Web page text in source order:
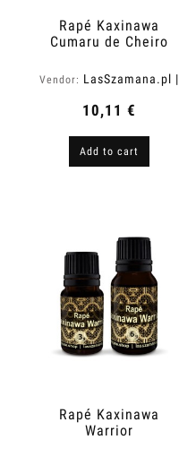
Rapé Kaxinawa
Cumaru de Cheiro
Vendor: LasSzamana.pl |
10,11 €
Add to cart
Rapé Kaxinawa
Warrior